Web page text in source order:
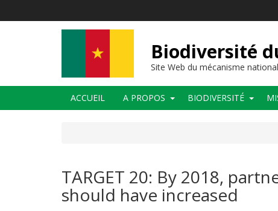
Biodiversité
Site Web du mécanisme
Main
navigation
ACCUEIL A PROPOS BIODIVERSITÉ
TARGET 20: By 2018,
should have increased